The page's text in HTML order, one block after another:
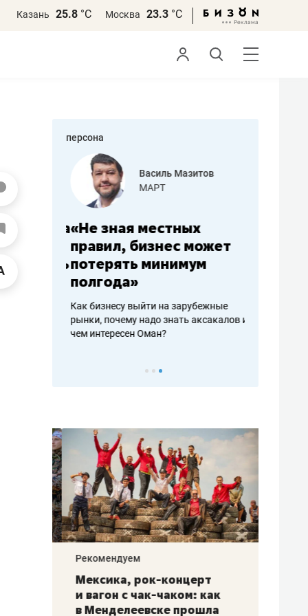
Казань 25.8 °С Москва 23.3 °С
персона
работа
Василь Мазитов
МАРТ
«Не зная местных
правил, бизнес может
потерять минимум
полгода»
Как бизнесу выйти на зарубежные
рынки, почему надо знать аксакалов и
чем интересен Оман?
Рекомендуем
Мексика, рок-концерт
и вагон с чак-чаком: как
в Менделеевске прошла